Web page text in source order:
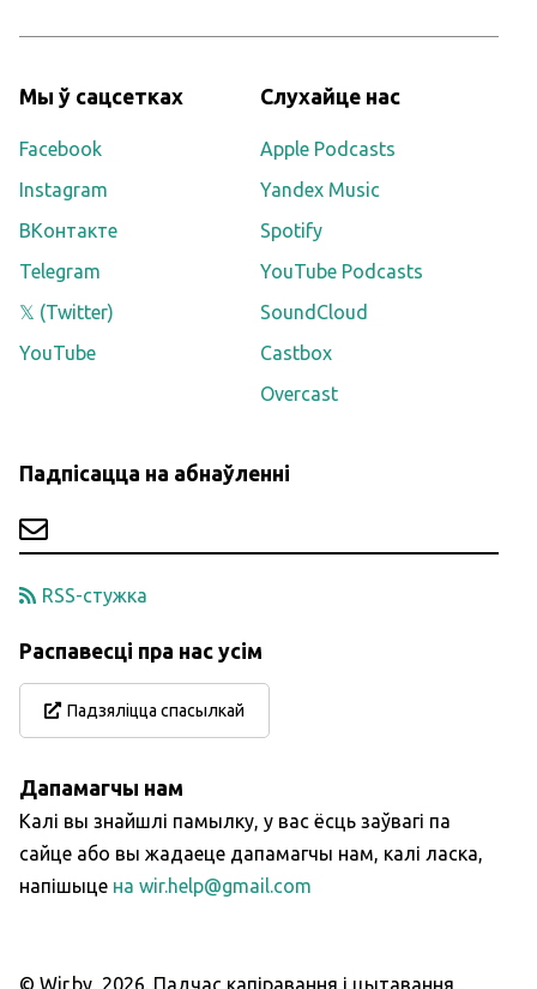
Мы ў сацсетках
Facebook
Instagram
ВКонтакте
Telegram
𝕏 (Twitter)
YouTube
Слухайце нас
Apple Podcasts
Yandex Music
Spotify
YouTube Podcasts
SoundCloud
Castbox
Overcast
Падпісацца на абнаўленні
RSS-стужка
Распавесці пра нас усім
Падзяліцца спасылкай
Дапамагчы нам
Калі вы знайшлі памылку, у вас ёсць заўвагі па
сайце або вы жадаеце дапамагчы нам, калі ласка,
напішыце на wir.help@gmail.com
© Wir.by, 2026 Падчас капіравання і цытавання